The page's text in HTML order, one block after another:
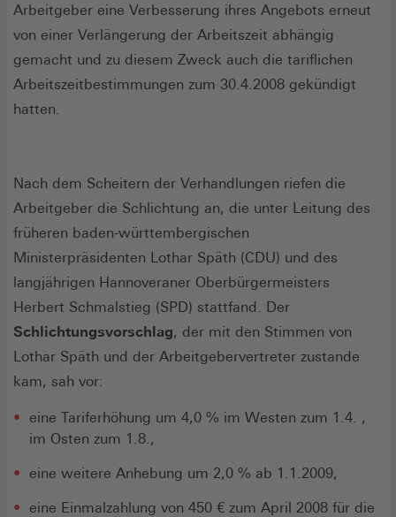
Arbeitgeber eine Verbesserung ihres Angebots erneut
von einer Verlängerung der Arbeitszeit abhängig
gemacht und zu diesem Zweck auch die tariflichen
Arbeitszeitbestimmungen zum 30.4.2008 gekündigt
hatten.
Nach dem Scheitern der Verhandlungen riefen die
Arbeitgeber die Schlichtung an, die unter Leitung des
früheren baden-württembergischen
Ministerpräsidenten Lothar Späth (CDU) und des
langjährigen Hannoveraner Oberbürgermeisters
Herbert Schmalstieg (SPD) stattfand. Der
Schlichtungsvorschlag, der mit den Stimmen von
Lothar Späth und der Arbeitgebervertreter zustande
kam, sah vor:
eine Tariferhöhung um 4,0 % im Westen zum 1.4. ,
im Osten zum 1.8.,
eine weitere Anhebung um 2,0 % ab 1.1.2009,
eine Einmalzahlung von 450 € zum April 2008 für die